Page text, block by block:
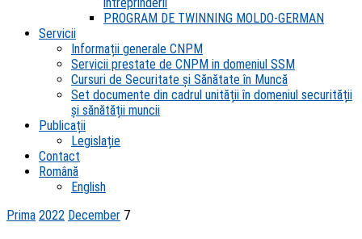
PROGRAM DE TWINNING MOLDO-GERMAN
Servicii
Informații generale CNPM
Servicii prestate de CNPM in domeniul SSM
Cursuri de Securitate și Sănătate în Muncă
Set documente din cadrul unității în domeniul securității
și sănătății muncii
Publicații
Legislație
Contact
Română
English
Prima 2022 December 7